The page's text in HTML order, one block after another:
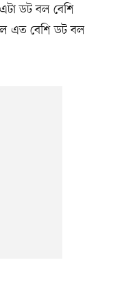
ডট বল বেশি
এত বেশি ডট বল